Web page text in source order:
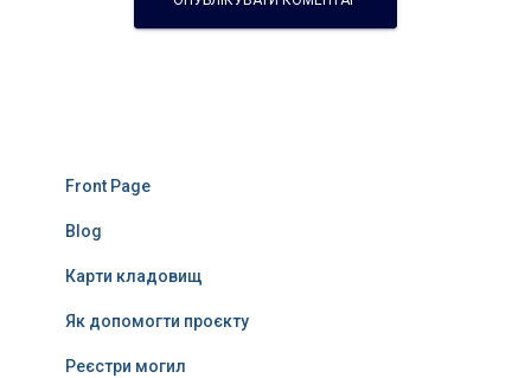
Front Page
Blog
Карти кладовищ
Як допомогти проєкту
Реєстри могил